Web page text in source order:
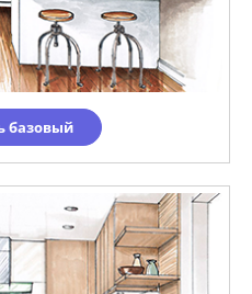
базовый